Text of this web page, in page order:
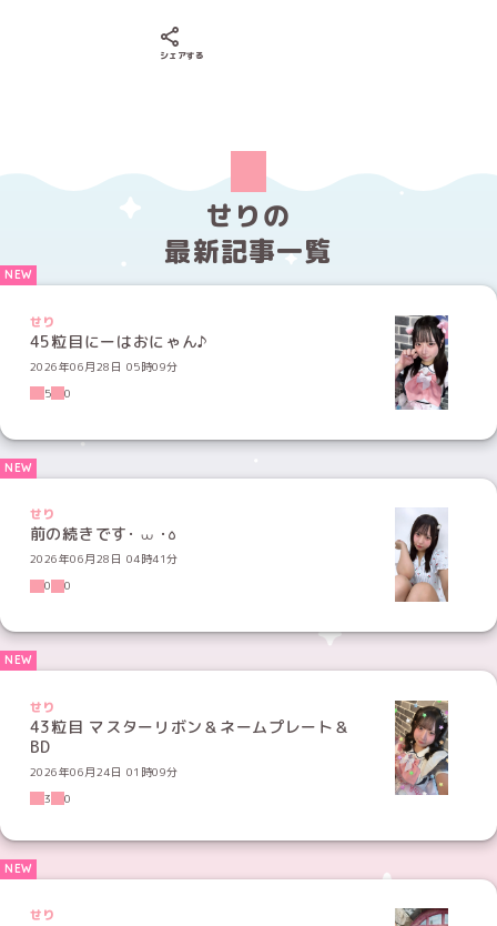
シェアする
せりの
最新記事一覧
せり
45粒目にーはおにゃん♪
2026年06月28日 05時09分
5
0
せり
前の続きです･ ⩊ ･꧞
2026年06月28日 04時41分
0
0
せり
43粒目 マスターリボン＆ネームプレート＆
BD
2026年06月24日 01時09分
3
0
せり